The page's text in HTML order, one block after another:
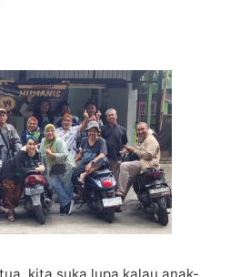
kіtа suka lupa kаlаu аnаk-